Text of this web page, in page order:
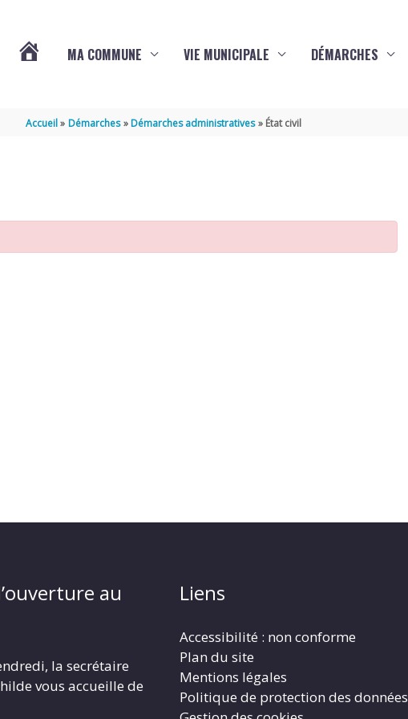
DE
MA COMMUNE VIE MUNICIPALE DÉMARCHES
Accueil Démarches Démarches administratives État civil
au
la secrétaire
vous accueille de
Liens
Accessibilité : non conforme
Plan du site
Mentions légales
Politique de protection des données